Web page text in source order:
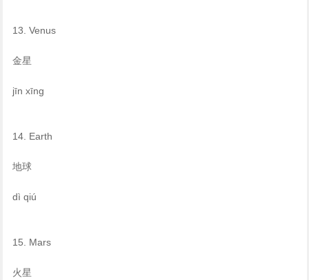
13. Venus
金星
jīn xīng
14. Earth
地球
dì qiú
15. Mars
火星